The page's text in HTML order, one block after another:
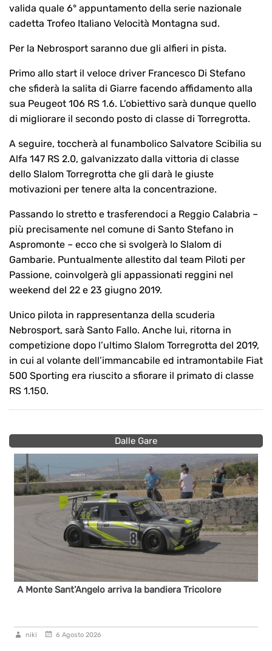
valida quale 6° appuntamento della serie nazionale
cadetta Trofeo Italiano Velocità Montagna sud.
Per la Nebrosport saranno due gli alfieri in pista.
Primo allo start il veloce driver Francesco Di Stefano
che sfiderà la salita di Giarre facendo affidamento alla
sua Peugeot 106 RS 1.6. L’obiettivo sarà dunque quello
di migliorare il secondo posto di classe di Torregrotta.
A seguire, toccherà al funambolico Salvatore Scibilia su
Alfa 147 RS 2.0, galvanizzato dalla vittoria di classe
dello Slalom Torregrotta che gli darà le giuste
motivazioni per tenere alta la concentrazione.
Passando lo stretto e trasferendoci a Reggio Calabria –
più precisamente nel comune di Santo Stefano in
Aspromonte – ecco che si svolgerà lo Slalom di
Gambarie. Puntualmente allestito dal team Piloti per
Passione, coinvolgerà gli appassionati reggini nel
weekend del 22 e 23 giugno 2019.
Unico pilota in rappresentanza della scuderia
Nebrosport, sarà Santo Fallo. Anche lui, ritorna in
competizione dopo l’ultimo Slalom Torregrotta del 2019,
in cui al volante dell’immancabile ed intramontabile Fiat
500 Sporting era riuscito a sfiorare il primato di classe
RS 1.150.
Dalle Gare
A Monte Sant’Angelo arriva la bandiera Tricolore
niki 6 Agosto 2026